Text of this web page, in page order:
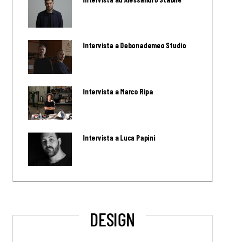
Intervista a Debonademeo Studio
Intervista a Marco Ripa
Intervista a Luca Papini
DESIGN